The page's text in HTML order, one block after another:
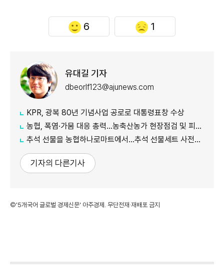
6 1
유대길 기자
dbeorlf123@ajunews.com
KPR, 광복 80년 기념사업 공로로 대통령표창 수상
농협, 폭염·가뭄 대응 총력...농축산농가 현장점검 및 피해 예방 강화
추석 선물을 농협하나로마트에서…추석 선물세트 사전예약 실시
기자의 다른기사
©'5개국어 글로벌 경제신문' 아주경제. 무단전재·재배포 금지